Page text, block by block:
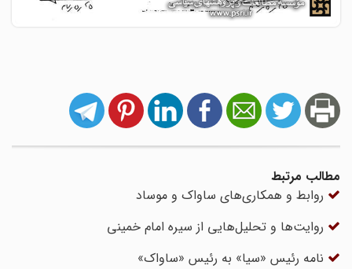
مطالب مرتبط
روابط و همکاری‌های ساواک و موساد
روایت‌ها و تحلیل‌هایی از سیره امام خمینی
نامه رئیس «سیا» به رئیس «ساواک»